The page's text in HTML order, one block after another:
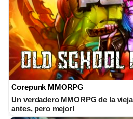
Corepunk MMORPG
Un verdadero MMORPG de la
antes, pero mejor!